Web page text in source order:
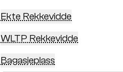
Ekte Rekkevidde
WLTP Rekkevidde
Bagasjeplass